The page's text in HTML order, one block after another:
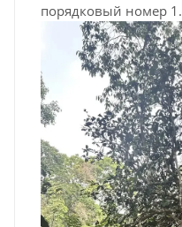
порядковый номер 1.